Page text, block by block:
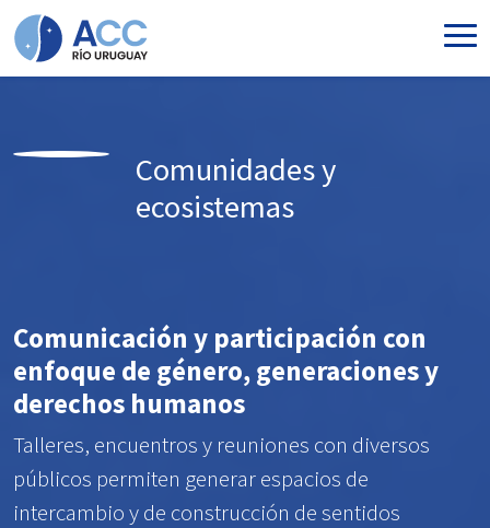
Ir al contenido principal
Comunidades y
ecosistemas
Comunicación y participación con
enfoque de género, generaciones y
derechos humanos
Talleres, encuentros y reuniones con diversos
públicos permiten generar espacios de
intercambio y de construcción de sentidos